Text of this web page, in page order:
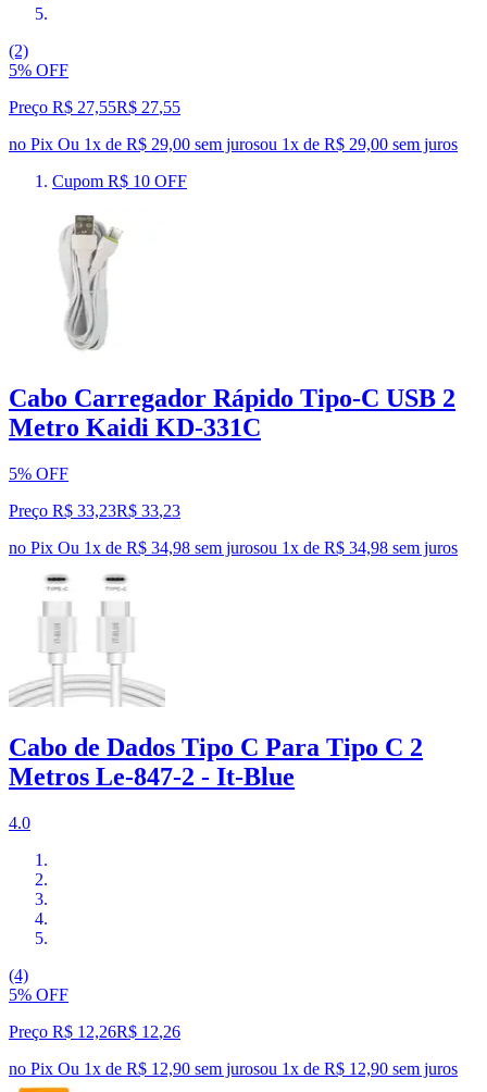
(2)
5% OFF
Preço R$ 27,55R$ 27,55
no Pix Ou 1x de R$ 29,00 sem jurosou 1x de R$ 29,00 sem juros
Cupom R$ 10 OFF
Cabo Carregador Rápido Tipo-C USB 2
Metro Kaidi KD-331C
5% OFF
Preço R$ 33,23R$ 33,23
no Pix Ou 1x de R$ 34,98 sem jurosou 1x de R$ 34,98 sem juros
Cabo de Dados Tipo C Para Tipo C 2
Metros Le-847-2 - It-Blue
4.0
(4)
5% OFF
Preço R$ 12,26R$ 12,26
no Pix Ou 1x de R$ 12,90 sem jurosou 1x de R$ 12,90 sem juros